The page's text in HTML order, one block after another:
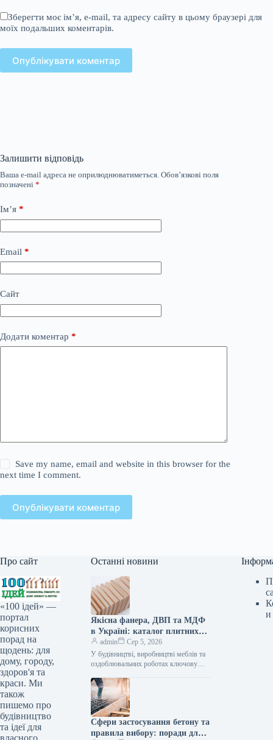
Зберегти моє ім’я, e-mail, та адресу сайту в цьому браузері для
моїх подальших коментарів.
Опублікувати коментар
Залишити відповідь
Ваша e-mail адреса не оприлюднюватиметься. Обов’язкові поля
позначені *
Ім’я *
Email *
Сайт
Додати коментар *
Save my name, email and website in this browser for the
next time I comment.
Опублікувати коментар
Про сайт
«100 ідей» —
портал
корисних
порад на
щодень: для
дому, городу,
здоров'я та
краси. Ми
також
пишемо про
будівництво
та ідеї для
Останні новини
Якісна фанера, ДВП та МДФ
в Україні: каталог плитних
матеріалів від «ВІН-ВУД»
admin
Сер 5, 2026
У будівництві, виробництві меблів та
оздоблювальних роботах ключову
сировини. Компанія «ВІН-ВУД» уже
тривалий час займається…
Сфери застосування бетону та
правила вибору: поради для
и